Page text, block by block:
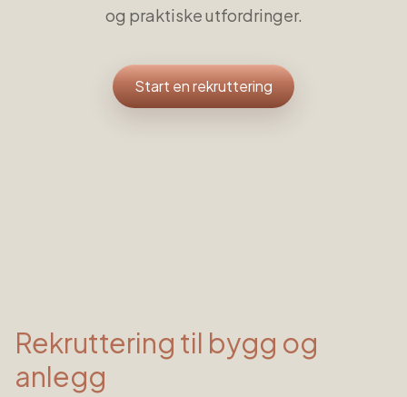
og praktiske utfordringer.
Start en rekruttering
Rekruttering til bygg og
anlegg